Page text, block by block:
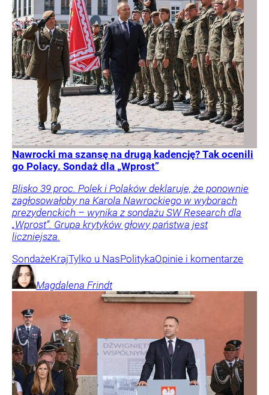
Nawrocki ma szansę na drugą kadencję? Tak ocenili
go Polacy. Sondaż dla „Wprost”
Blisko 39 proc. Polek i Polaków deklaruje, że ponownie
zagłosowałoby na Karola Nawrockiego w wyborach
prezydenckich – wynika z sondażu SW Research dla
„Wprost”. Grupa krytyków głowy państwa jest
liczniejsza.
SondażeKrajTylko u NasPolitykaOpinie i komentarze
Magdalena Frindt